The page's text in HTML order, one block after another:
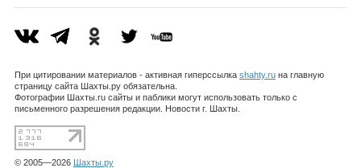
При цитировании материалов - активная гиперссылка shahty.ruна главную
страницу сайта Шахты.ру обязательна.
Фотографии Шахты.ru сайты и паблики могут использовать только с
письменного разрешения редакции. Новости г. Шахты.
© 2005—2026 Шахты.ру